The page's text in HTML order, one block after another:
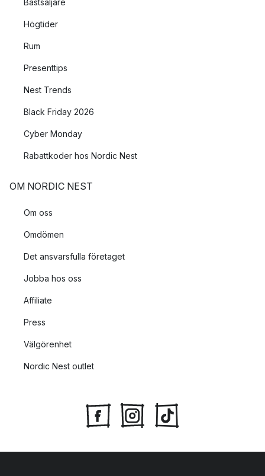
Högtider
Rum
Presenttips
Nest Trends
Black Friday 2026
Cyber Monday
Rabattkoder hos Nordic Nest
OM NORDIC NEST
Om oss
Omdömen
Det ansvarsfulla företaget
Jobba hos oss
Affiliate
Press
Välgörenhet
Nordic Nest outlet